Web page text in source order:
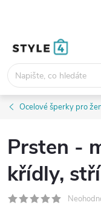
Ocelové šperky pro
Prsten -
křídly,